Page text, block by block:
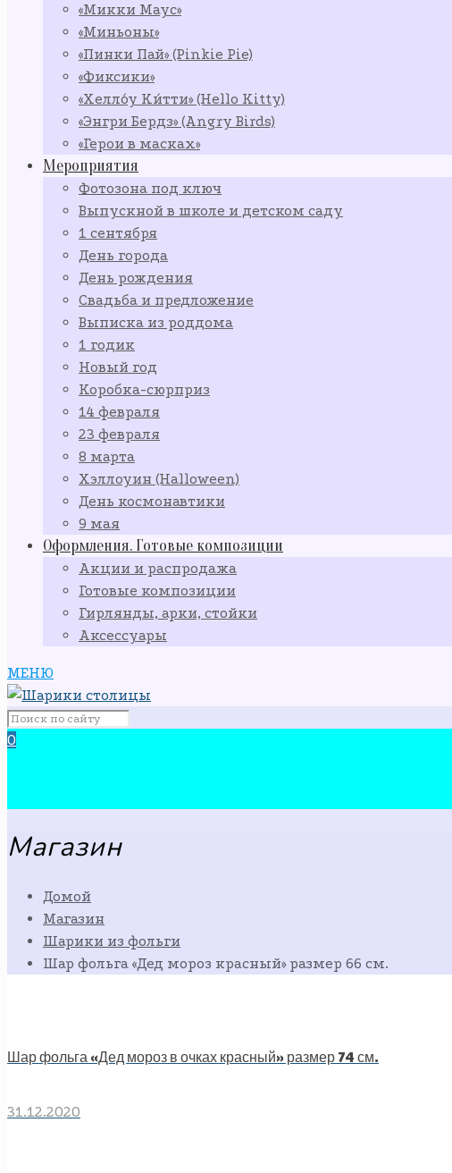
«Микки Маус»
«Миньоны»
«Пинки Пай» (Pinkie Pie)
«Фиксики»
«Хелло́у Ки́тти» (Hello Kitty)
«Энгри Бердз» (Angry Birds)
«Герои в масках»
Мероприятия
Фотозона под ключ
Выпускной в школе и детском саду
1 сентября
День города
День рождения
Свадьба и предложение
Выписка из роддома
1 годик
Новый год
Коробка-сюрприз
14 февраля
23 февраля
8 марта
Хэллоуин (Halloween)
День космонавтики
9 мая
Оформления. Готовые композиции
Акции и распродажа
Готовые композиции
Гирлянды, арки, стойки
Аксессуары
МЕНЮ
0
Магазин
Домой
Магазин
Шарики из фольги
Шар фольга «Дед мороз красный» размер 66 см.
Шар фольга «Дед мороз в очках красный» размер 74 см.
31.12.2020